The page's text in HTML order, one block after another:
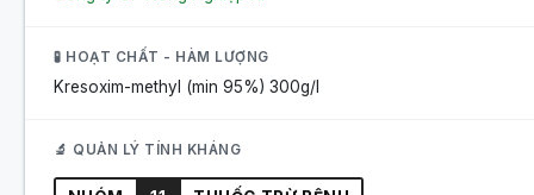
🧪 HOẠT CHẤT - HÀM LƯỢNG
Kresoxim-methyl (min 95%) 300g/l
🔬 QUẢN LÝ TÍNH KHÁNG